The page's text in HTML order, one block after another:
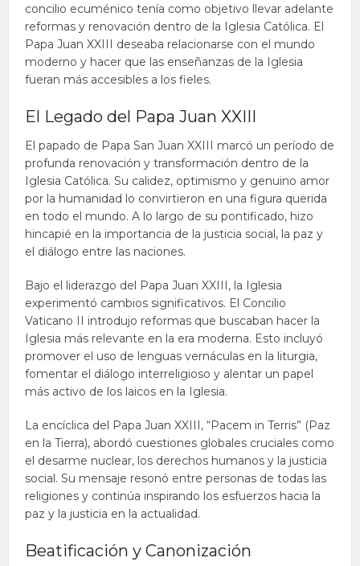
concilio ecuménico tenía como objetivo llevar adelante
reformas y renovación dentro de la Iglesia Católica. El
Papa Juan XXIII deseaba relacionarse con el mundo
moderno y hacer que las enseñanzas de la Iglesia
fueran más accesibles a los fieles.
El Legado del Papa Juan XXIII
El papado de Papa San Juan XXIII marcó un período de
profunda renovación y transformación dentro de la
Iglesia Católica. Su calidez, optimismo y genuino amor
por la humanidad lo convirtieron en una figura querida
en todo el mundo. A lo largo de su pontificado, hizo
hincapié en la importancia de la justicia social, la paz y
el diálogo entre las naciones.
Bajo el liderazgo del Papa Juan XXIII, la Iglesia
experimentó cambios significativos. El Concilio
Vaticano II introdujo reformas que buscaban hacer la
Iglesia más relevante en la era moderna. Esto incluyó
promover el uso de lenguas vernáculas en la liturgia,
fomentar el diálogo interreligioso y alentar un papel
más activo de los laicos en la Iglesia.
La encíclica del Papa Juan XXIII, “Pacem in Terris” (Paz
en la Tierra), abordó cuestiones globales cruciales como
el desarme nuclear, los derechos humanos y la justicia
social. Su mensaje resonó entre personas de todas las
religiones y continúa inspirando los esfuerzos hacia la
paz y la justicia en la actualidad.
Beatificación y Canonización